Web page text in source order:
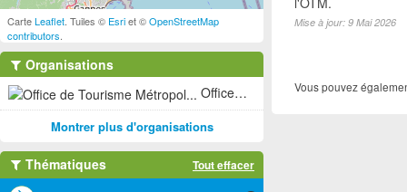
Mise à jour: 9 Mai 2026
Vous pouvez
CarteLeaflet . Tuiles © Esriet ©OpenStreetMap
contributors
Organisations
Office de Tourisme Métropol... (1)
Montrer plus d'organisations
Thématiques Tout effacer